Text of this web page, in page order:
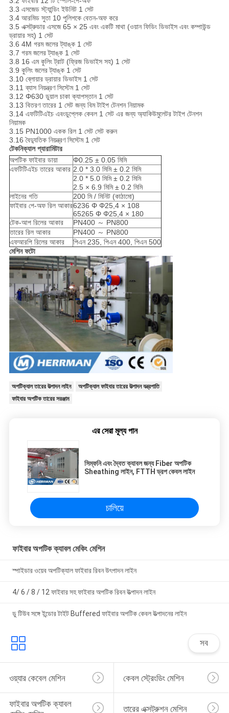
3.3 এসজেড স্ট্যান্ডিং ইউনিট 1 সেট
3.4 আরমিড সুতা 10 পুলিশকে বেতন-অফ করে
3.5 এক্সট্রুডার এসজে 65 × 25 এবং একটি মাথা (ওয়ান ফিডিং ডিভাইস এবং কম্পাউন্ড
ড্রায়ার সহ) 1 সেট
3.6 4M গরম জলের ট্যাঙ্ক 1 সেট
3.7 গরম জলের ট্যাঙ্ক 1 সেট
3.8 16 এম কুলিং ট্রাট (ফ্রিজ ডিভাইস সহ) 1 সেট
3.9 কুলিং জলের ট্যাঙ্ক 1 সেট
3.10 ব্লোয়ার ড্রায়ার ডিভাইস 1 সেট
3.11 ব্যাস নিয়ন্ত্রণ সিস্টেম 1 সেট
3.12 Φ630 ডুয়াল চাকা ক্যাপস্তান 1 সেট
3.13 বিতরণ তারের 1 সেট জন্য বিম টাইপ টেনশন নিয়ামক
3.14 এফটিটিএইচ এবংডুপ্লেক কেবল 1 সেট এর জন্য অ্যাকিউমুলেটর টাইপ টেনশন
নিয়ামক
3.15 PN1000 একক রিল 1 সেট সেট করুন
3.16 বৈদ্যুতিক নিয়ন্ত্রণ সিস্টেম 1 সেট
টেকনিক্যাল প্যারামিটার
অপটিক ফাইবার ডায়া
Φ0.25 ± 0.05 মিমি
এফটিটিএইচ তারের আকার 2.0 * 3.0 মিমি ± 0.2 মিমি
2.0 * 5.0 মিমি ± 0.2 মিমি
2.5 × 6.9 মিমি ± 0.2 মিমি
লাইনের গতি
200 মি / মিনিট (কাঠামো)
ফাইবার পে-অফ রিল আকার6236 Φ Φ25,4 × 108
65265 Φ Φ25,4 × 180
টেক-আপ রিলের আকার
PN400 ～ PN800
তারের রিল আকার
PN400 ～ PN800
এফআরপি রিলের আকার
পিএন 235, পিএন 400, পিএন 500
মেশিন ফটো
অপটিক্যাল তারের উত্পাদন লাইন
অপটিক্যাল ফাইবার তারের উত্পাদন যন্ত্রপাতি
ফাইবার অপটিক তারের সরঞ্জাম
এর সেরা মূল্য পান
সিম্ফনি এবং দ্বৈত ক্যাবল জন্য Fiber অপটিক
Sheathing লাইন, FTTH ড্রপ কেবল লাইন
চালিয়ে
ফাইবার অপটিক ক্যাবল মেকিং মেশিন
স্পাইডার ওয়েব অপটিক্যাল ফাইবার রিবন উৎপাদন লাইন
4/ 6 / 8 / 12 ফাইবার সহ ফাইবার অপটিক রিবন উত্পাদন লাইন
ডু টিউব সঙ্গে ইন্ডোর টাইট Buffered ফাইবার অপটিক কেবল উত্পাদনের লাইন
সব
ওয়্যার কেবেল মেশিন কেবল স্ট্রেংডিং মেশিন
ফাইবার অপটিক ক্যাবল
তারের এক্সট্রুশন মেশিন